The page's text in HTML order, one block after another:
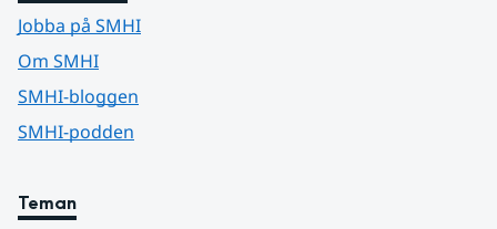
Jobba på SMHI
Om SMHI
SMHI-bloggen
SMHI-podden
Teman